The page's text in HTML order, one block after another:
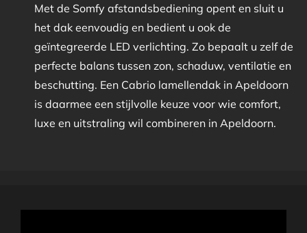
Met de Somfy afstandsbediening opent en sluit u
het dak eenvoudig en bedient u ook de
geïntegreerde LED verlichting. Zo bepaalt u zelf de
perfecte balans tussen zon, schaduw, ventilatie en
beschutting. Een Cabrio lamellendak in Apeldoorn
is daarmee een stijlvolle keuze voor wie comfort,
luxe en uitstraling wil combineren in Apeldoorn.